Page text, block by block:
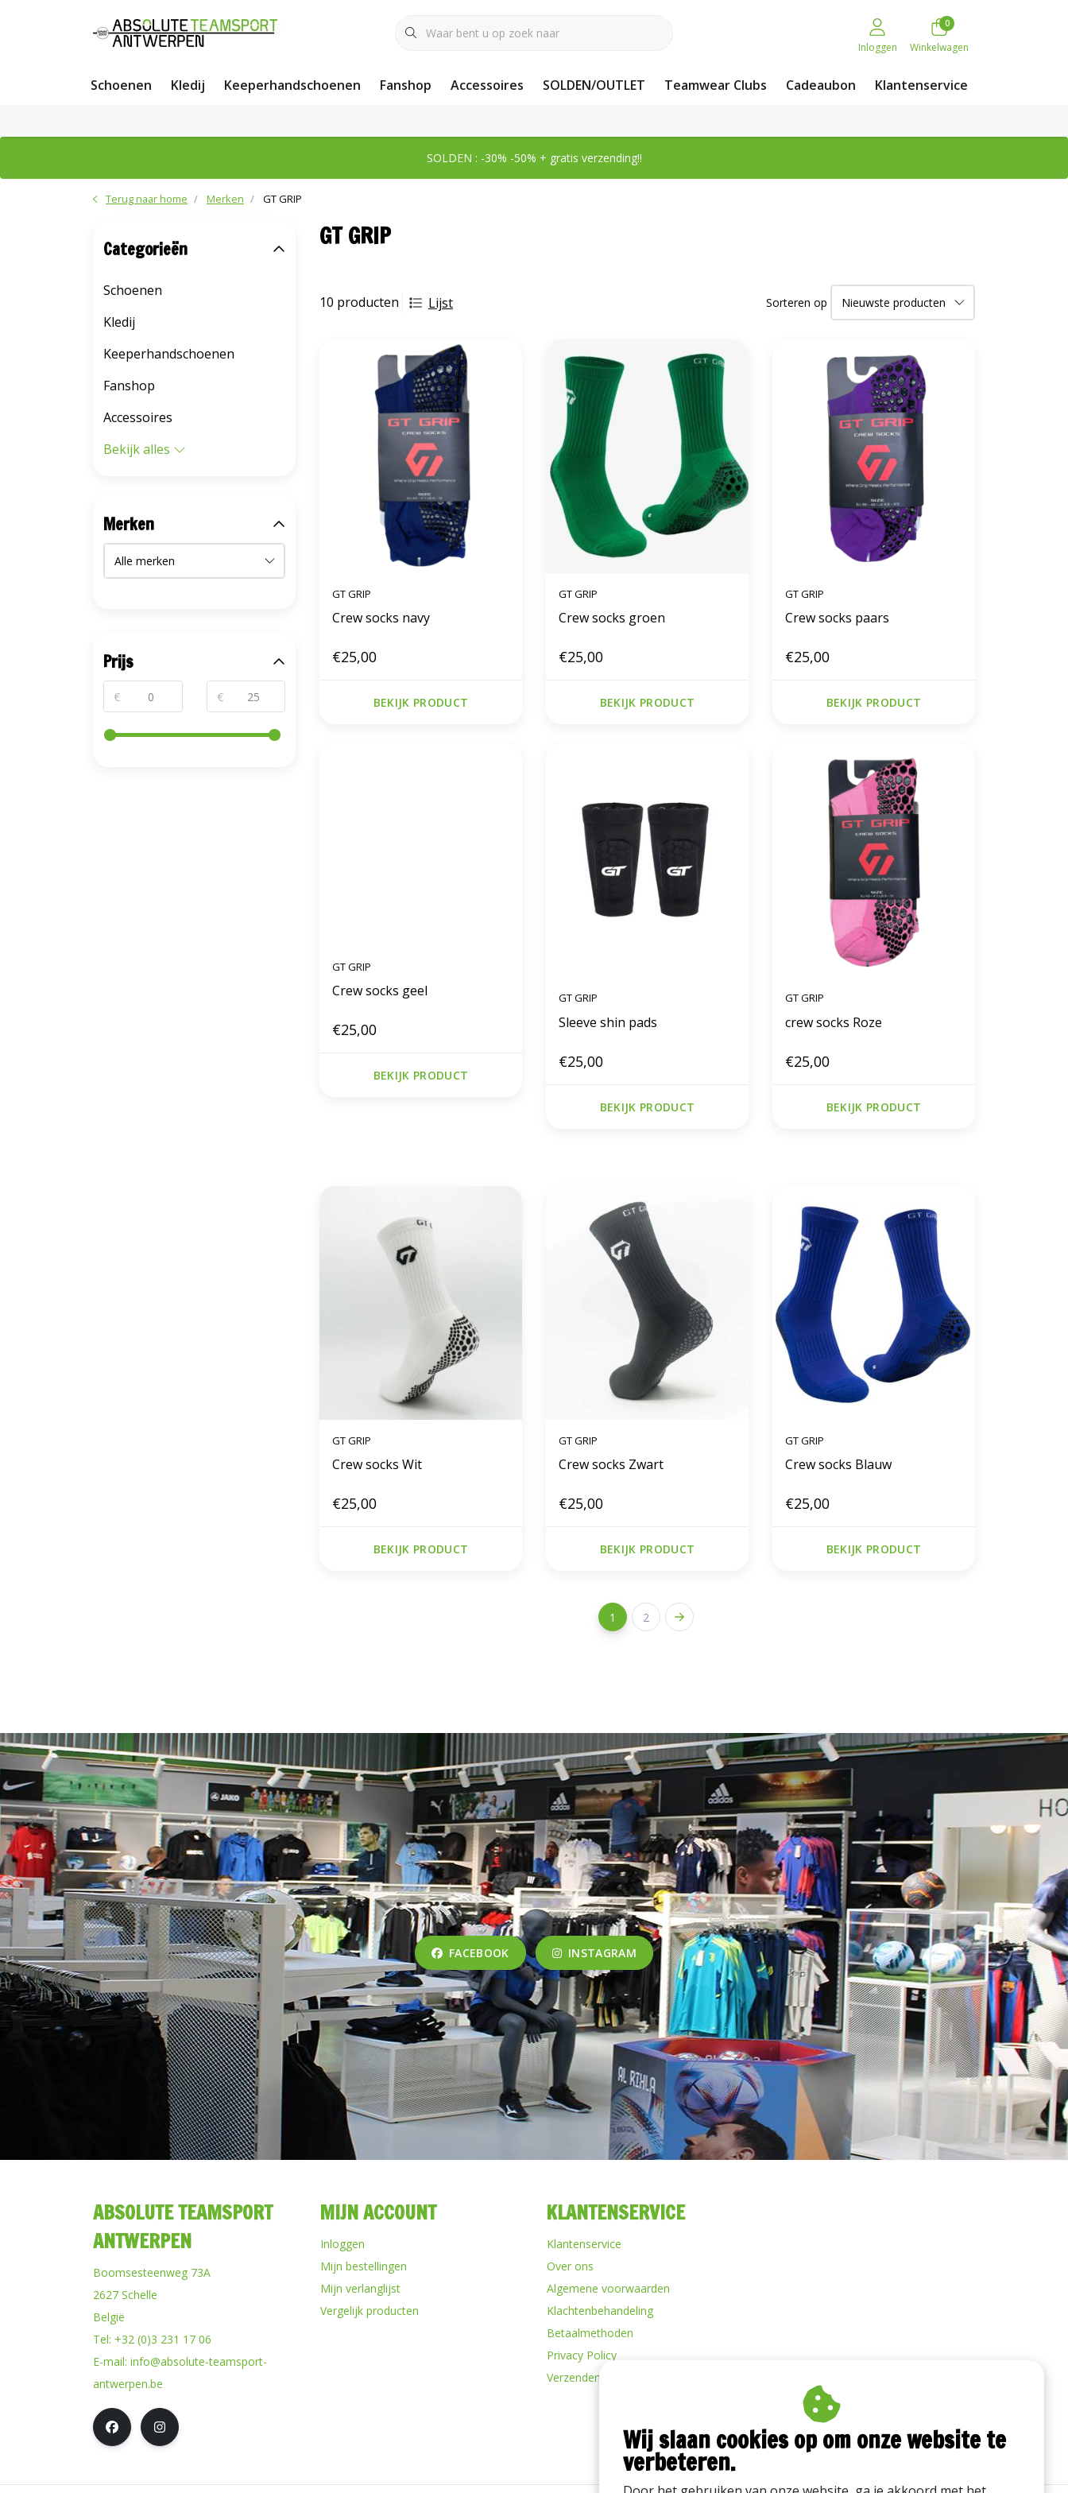
Inloggen
0
Winkelwagen
Schoenen Kledij Keeperhandschoenen Fanshop Accessoires SOLDEN/OUTLET Teamwear Clubs Cadeaubon Klantenservice
SOLDEN : -30% -50% + gratis verzending!!
Terug naar home Merken GT GRIP
GT GRIP
10 producten Lijst Sorteren op
GT GRIP
Crew socks navy
€25,00
BEKIJK PRODUCT
GT GRIP
Crew socks groen
€25,00
BEKIJK PRODUCT
GT GRIP
Crew socks paars
€25,00
BEKIJK PRODUCT
GT GRIP
Crew socks geel
€25,00
BEKIJK PRODUCT
GT GRIP
Sleeve shin pads
€25,00
BEKIJK PRODUCT
GT GRIP
crew socks Roze
€25,00
BEKIJK PRODUCT
GT GRIP
Crew socks Wit
€25,00
BEKIJK PRODUCT
GT GRIP
Crew socks Zwart
€25,00
BEKIJK PRODUCT
GT GRIP
Crew socks Blauw
€25,00
BEKIJK PRODUCT
1 2
Categorieën
Schoenen
Kledij
Keeperhandschoenen
Fanshop
Accessoires
Bekijk alles
Merken
Prijs
€ €
FACEBOOK INSTAGRAM
ABSOLUTE TEAMSPORT
ANTWERPEN
Boomsesteenweg 73A
2627 Schelle
België
Tel: +32 (0)3 231 17 06
E-mail: info@absolute-teamsport-
antwerpen.be
MIJN ACCOUNT
Inloggen
Mijn bestellingen
Mijn verlanglijst
Vergelijk producten
KLANTENSERVICE
Klantenservice
Over ons
Algemene voorwaarden
Klachtenbehandeling
Betaalmethoden
Privacy Policy
Verzenden & retourneren
Wij slaan cookies op om onze website te
verbeteren.